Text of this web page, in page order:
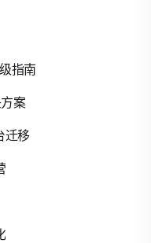
指南
案
迁移